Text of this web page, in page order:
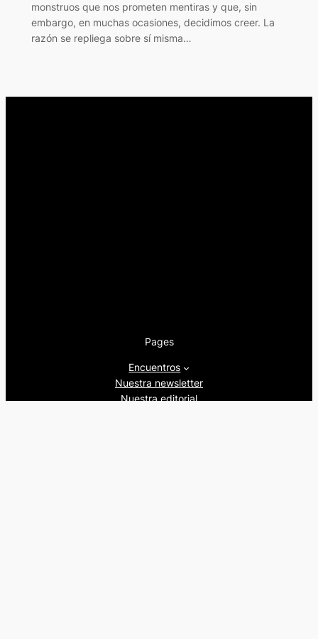
monstruos que nos prometen mentiras y que, sin
embargo, en muchas ocasiones, decidimos creer. La
razón se repliega sobre sí misma…
Pages
Encuentros
Nuestra newsletter
Nuestra editorial